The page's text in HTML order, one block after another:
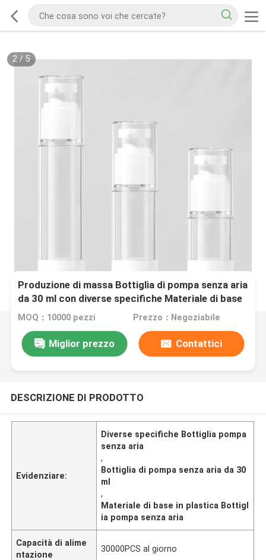
2/ 5
Produzione di massa Bottiglia di pompa senza aria
da 30 ml con diverse specifiche Materiale di base
in plastica
MOQ：10000 pezzi Prezzo：Negoziabile
Miglior prezzo Contattici
DESCRIZIONE DI PRODOTTO
Evidenziare:
Diverse specifiche Bottiglia pompa
senza aria
,
Bottiglia di pompa senza aria da 30
ml
,
Materiale di base in plastica Bottigl
ia pompa senza aria
Capacità di alime
ntazione
30000PCS al giorno